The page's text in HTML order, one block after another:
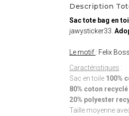
Description
Sac tote bag en
jawysticker33.
Le motif : Felix
Caractéristiques :
Sac en toile 100%
80% coton recyclé
20% polyester
Taille moyenne